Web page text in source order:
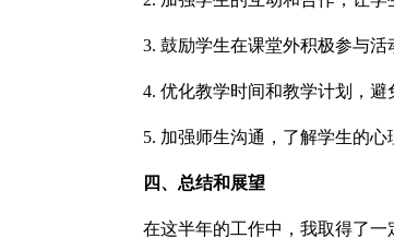
3. 鼓励学生在课堂外积极参与活
4. 优化教学时间和教学计划，避
5. 加强师生沟通，了解学生的心
四、总结和展望
在这半年的工作中，我取得了一